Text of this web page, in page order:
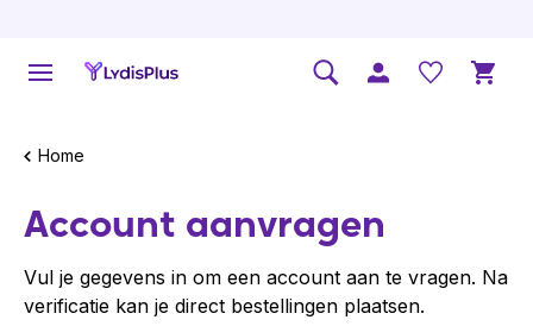
Home
Account aanvragen
Vul je gegevens in om een account aan te vragen. Na
verificatie kan je direct bestellingen plaatsen.